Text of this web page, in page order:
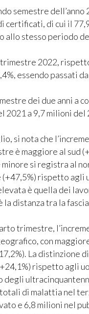
semestre
certificati, di cui il
stesso periodo
2022,
essendo passati
dei due anni a
2021 a 9,7 milioni del
si nota che
è maggiore al sud
si registra al
rispetto agli
è quella dei
distanza tra la
trimestre,
con
La distinzione
rispetto agli
degli
di malattia nel
e 6,8 milioni nel